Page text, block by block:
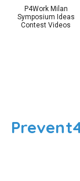
P4Work Milan
Symposium Ideas
Contest Videos